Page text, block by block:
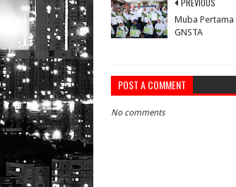
PREVIOUS
Muba Pertama
GNSTA
POST A COMMENT
No comments